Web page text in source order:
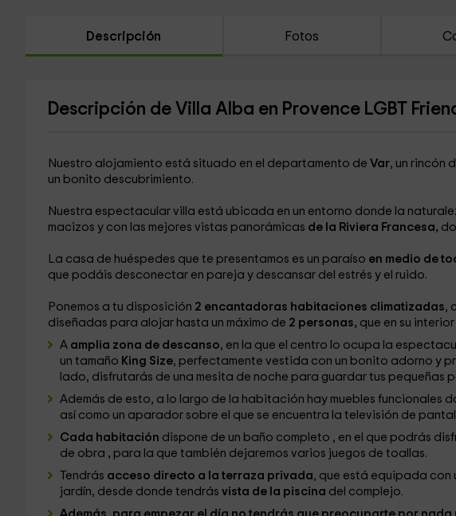
Descripción Fotos
Descripción de Villa Alba en Provence LGBT
Nuestro alojamiento está situado en el departamento de Var, un rincón
un bonito descubrimiento.
Nuestra espectacular villa está ubicada en un entorno donde la
macizos y con las mejores vistas panorámicas de la Riviera Francesa,
La casa de huéspedes que te presentamos es un paraíso en medio de
que podáis desconectar en pareja y descansar del estrés y el ruido.
Ponemos a tu disposición 2 encantadoras habitaciones climatizadas,
diseñadas para alojar hasta un máximo de 2 personas, que en su
Aamplia zona de descanso, en la que el centro lo ocupa la
un tamaño King Size, perfectamente vestida con un bonito adorno y
lado, disfrutarás de una mesita de noche para guardar tus pequeñas
Además de esto, a lo largo de la habitación hay muebles funcionales
así como un aparador sobre el que se encuentra la televisión de
Cada habitación dispone de un baño completo , en el que podrás
de obra , para la que también dejaremos varios juegos de toallas.
Tendrás acceso directo a la terraza privada, que está equipada con
jardín, desde donde tendrás vista de la piscina del complejo.